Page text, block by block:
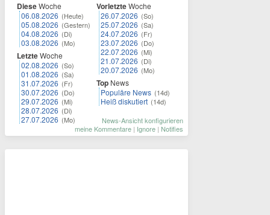
DieseWoche
06.08.2026 (Heute)
05.08.2026 (Gestern)
04.08.2026 (Di)
03.08.2026 (Mo)
LetzteWoche
02.08.2026 (So)
01.08.2026 (Sa)
31.07.2026 (Fr)
30.07.2026 (Do)
29.07.2026 (Mi)
28.07.2026 (Di)
27.07.2026 (Mo)
VorletzteWoche
26.07.2026 (So)
25.07.2026 (Sa)
24.07.2026 (Fr)
23.07.2026 (Do)
22.07.2026 (Mi)
21.07.2026 (Di)
20.07.2026 (Mo)
Top News
Populäre News (14d)
Heiß diskutiert (14d)
News-Ansicht konfigurieren
meine Kommentare | Ignore | Notifies